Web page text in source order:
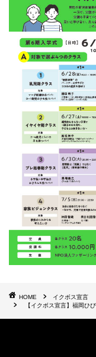
HOME
イクボス宣言
【イクボス宣言】福岡ひ